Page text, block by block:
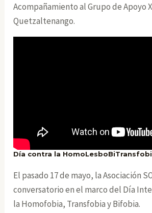
Acompañamiento al Grupo de Apoyo
Quetzaltenango.
Día contra la
El pasado 17 de mayo, la Asociación
conversatorio en el marco del Día
la Homofobia, Transfobia y Bifobia.